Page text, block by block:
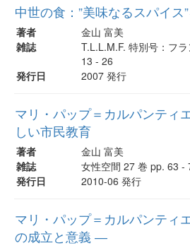
中世の食：”美味なるスパイス
著者
金山 富美
雑誌
T.L.L.M.F. 特別号：フ
13 - 26
発行日
2007 発行
マリ・パップ＝カルパンティ
しい市民教育
著者
金山 富美
雑誌
女性空間 27 巻 pp. 63 -
発行日
2010-06 発行
マリ・パップ＝カルパンティ
の成立と意義 ―